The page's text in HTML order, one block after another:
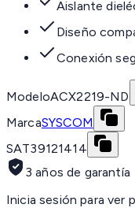
Aislante
Diseño
Conexión
ModeloACX2219-ND
MarcaSYSCOM
SAT39121414
3 años de garantía
Inicia sesión para ver